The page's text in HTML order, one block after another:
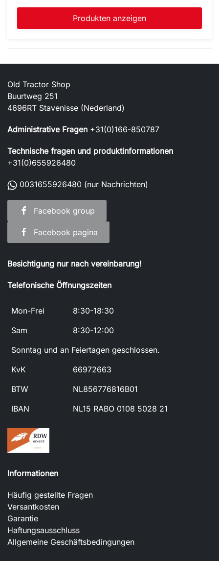
Produkten anzeigen
Old Tractor Shop
Buurtweg 251
4696RT Stavenisse (Nederland)
Administrative Fragen +31(0)166-850787
Technische fragen und produktinformationen
+31(0)655926480
0031655926480 (nur Nachrichten)
Facebook group
Facebook pagina
Besichtigung nur nach vereinbarung!
Telefonische Öffnungszeiten
Mon-Frei
8:30-18:30
Sam
8:30-12:00
Sonntag und an Feiertagen geschlossen.
KvK
66972663
BTW
NL856776816B01
IBAN
NL15 RABO 0108 5028 21
Informationen
Häufig gestellte Fragen
Versantkosten
Garantie
Haftungsausschluss
Allgemeine Geschäftsbedingungen